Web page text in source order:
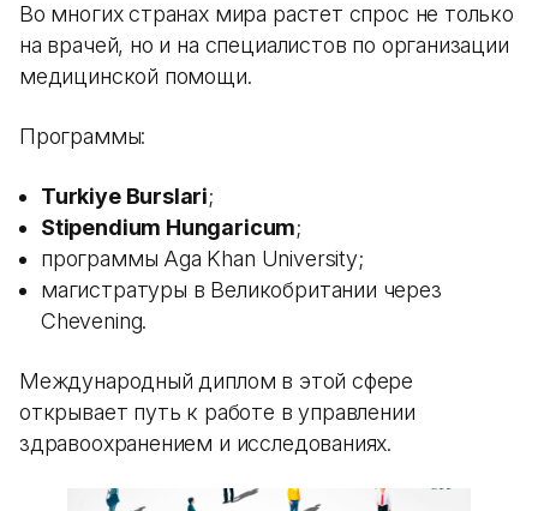
Во многих странах мира растет спрос не только
на врачей, но и на специалистов по организации
медицинской помощи.
Программы:
Turkiye Burslari;
Stipendium Hungaricum;
программы Aga Khan University;
магистратуры в Великобритании через
Chevening.
Международный диплом в этой сфере
открывает путь к работе в управлении
здравоохранением и исследованиях.